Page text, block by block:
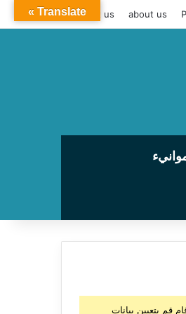
about us
contact us
قم بتعيين بيانات
Translate »